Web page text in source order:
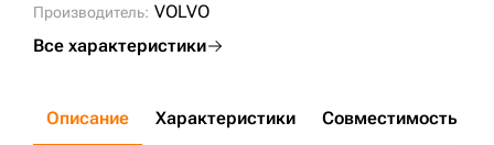
Производитель: VOLVO
Все характеристики
Описание Характеристики Совместимость